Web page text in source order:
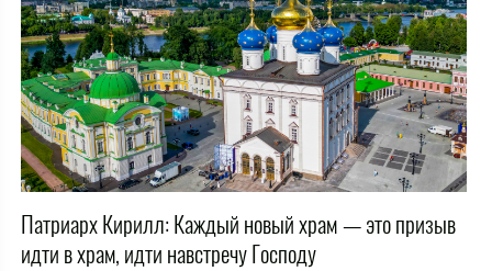
Патриарх Кирилл: Каждый новый храм — это призыв
идти в храм, идти навстречу Господу